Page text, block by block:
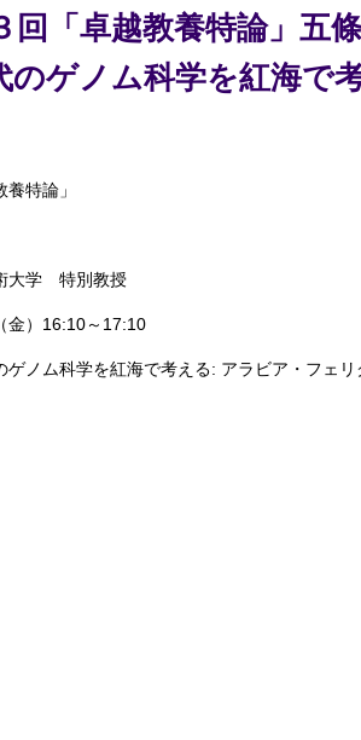
回「卓越教養特論」五
のゲノム科学を紅海で
養特論」
学 特別教授
金）16:10～17:10
ゲノム科学を紅海で考える: アラビア・フェリ